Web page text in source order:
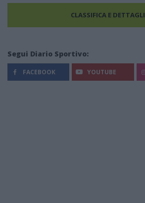
CLASSIFICA E DETTAGLI
Segui Diario Sportivo:
FACEBOOK YOUTUBE